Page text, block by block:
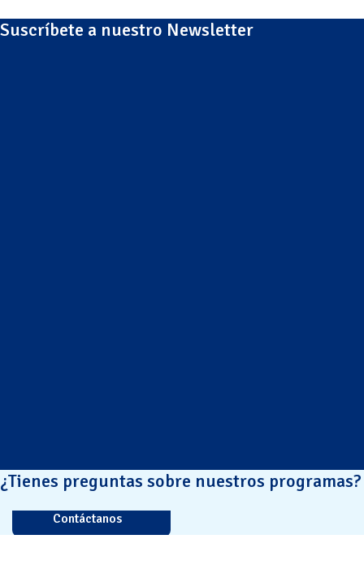
Suscríbete a nuestro Newsletter
¿Tienes preguntas sobre nuestros programas?
Contáctanos